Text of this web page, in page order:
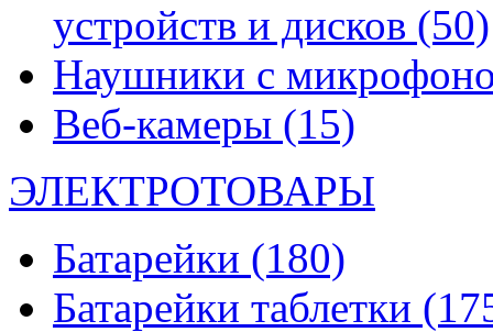
устройств и дисков (50)
Наушники с
Веб-камеры (15)
ЭЛЕКТРОТОВАРЫ
Батарейки (180)
Батарейки таблетки